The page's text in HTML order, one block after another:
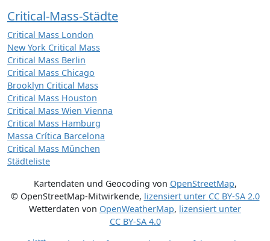
Critical-Mass-Städte
Critical Mass London
New York Critical Mass
Critical Mass Berlin
Critical Mass Chicago
Brooklyn Critical Mass
Critical Mass Houston
Critical Mass Wien Vienna
Critical Mass Hamburg
Massa Crítica Barcelona
Critical Mass München
Städteliste
Kartendaten und Geocoding von OpenStreetMap,
© OpenStreetMap-Mitwirkende, lizensiert unter CC BY-SA 2.0
Wetterdaten von OpenWeatherMap, lizensiert unter
CC BY-SA 4.0